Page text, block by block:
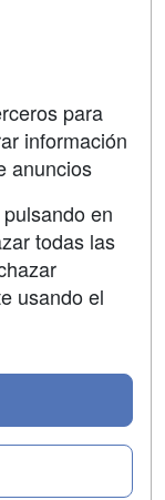
para
información
anuncios
en
todas las
usando el